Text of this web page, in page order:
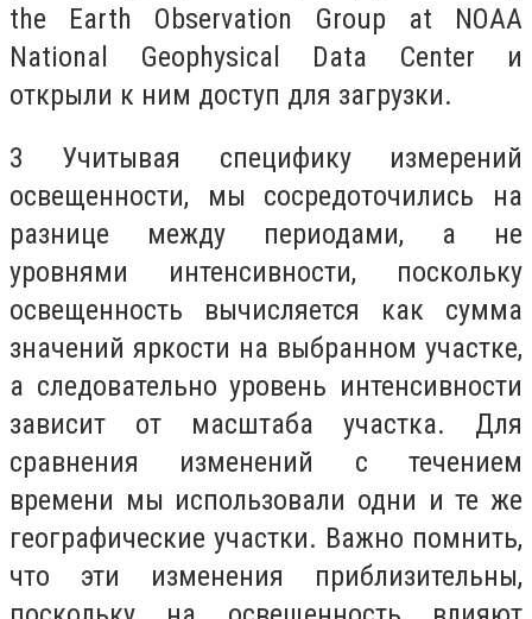
the Earth Observation Group at NOAA
National Geophysical Data Center и
открыли к ним доступ для загрузки.
3 Учитывая специфику измерений
освещенности, мы сосредоточились на
разнице между периодами, а не
уровнями интенсивности, поскольку
освещенность вычисляется как сумма
значений яркости на выбранном участке,
а следовательно уровень интенсивности
зависит от масштаба участка. Для
сравнения изменений с течением
времени мы использовали одни и те же
географические участки. Важно помнить,
что эти изменения приблизительны,